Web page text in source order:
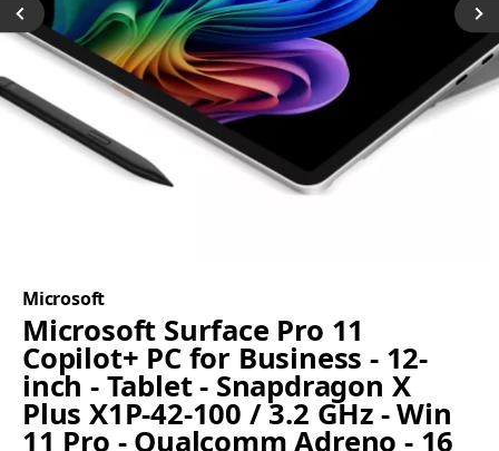
Microsoft
Microsoft Surface Pro 11
Copilot+ PC for Business - 12-
inch - Tablet - Snapdragon X
Plus X1P-42-100 / 3.2 GHz - Win
11 Pro - Qualcomm Adreno - 16